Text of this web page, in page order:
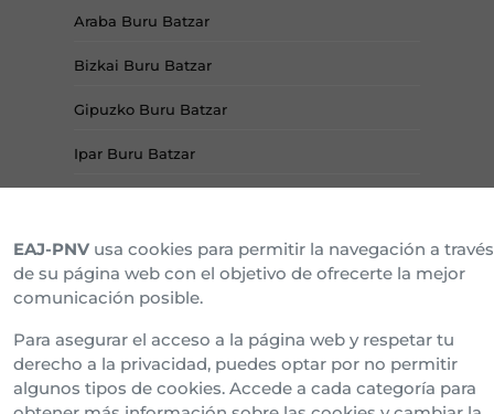
Araba Buru Batzar
Bizkai Buru Batzar
Gipuzko Buru Batzar
Ipar Buru Batzar
EAJ-PNV usa cookies para permitir la navegación a través
de su página web con el objetivo de ofrecerte la mejor
comunicación posible.
Para asegurar el acceso a la página web y respetar tu
derecho a la privacidad, puedes optar por no permitir
algunos tipos de cookies. Accede a cada categoría para